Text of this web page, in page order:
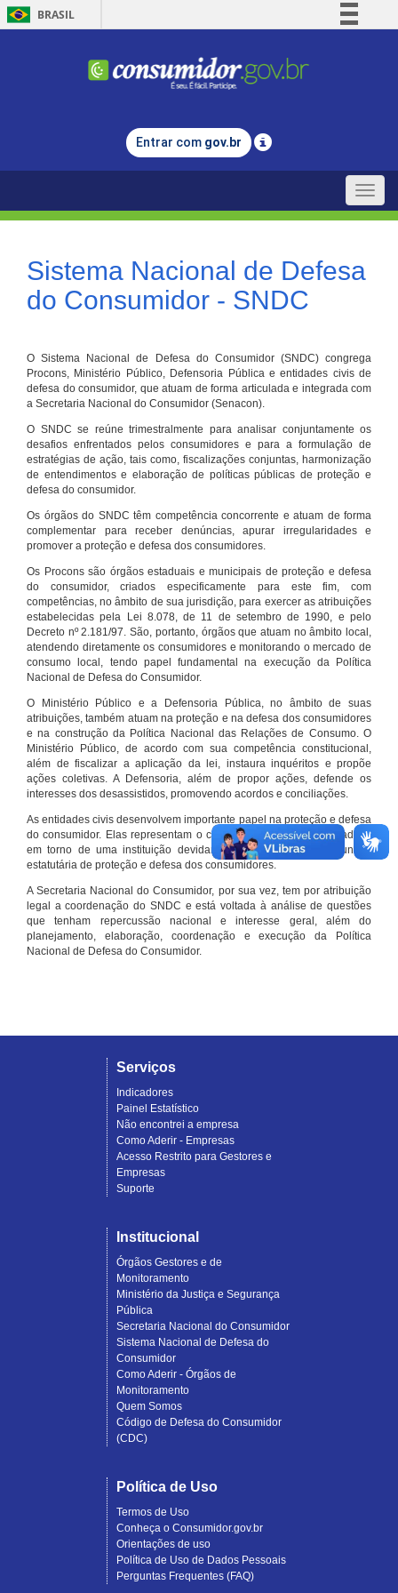
BRASIL
Comunica BR
Legislação
Entrar com gov.br
Toggle
Sistema Nacional de Defesa
do Consumidor - SNDC
O Sistema Nacional de Defesa do Consumidor (SNDC) congrega
Procons, Ministério Público, Defensoria Pública e entidades civis de
defesa do consumidor, que atuam de forma articulada e integrada com
a Secretaria Nacional do Consumidor (Senacon).
O SNDC se reúne trimestralmente para analisar conjuntamente os
desafios enfrentados pelos consumidores e para a formulação de
estratégias de ação, tais como, fiscalizações conjuntas, harmonização
de entendimentos e elaboração de políticas públicas de proteção e
defesa do consumidor.
Os órgãos do SNDC têm competência concorrente e atuam de forma
complementar para receber denúncias, apurar irregularidades e
promover a proteção e defesa dos consumidores.
Os Procons são órgãos estaduais e municipais de proteção e defesa
do consumidor, criados especificamente para este fim, com
competências, no âmbito de sua jurisdição, para exercer as atribuições
estabelecidas pela Lei 8.078, de 11 de setembro de 1990, e pelo
Decreto nº 2.181/97. São, portanto, órgãos que atuam no âmbito local,
atendendo diretamente os consumidores e monitorando o mercado de
consumo local, tendo papel fundamental na execução da Política
Nacional de Defesa do Consumidor.
O Ministério Público e a Defensoria Pública, no âmbito de suas
atribuições, também atuam na proteção e na defesa dos consumidores
e na construção da Política Nacional das Relações de Consumo. O
Ministério Público, de acordo com sua competência constitucional,
além de fiscalizar a aplicação da lei, instaura inquéritos e propõe
ações coletivas. A Defensoria, além de propor ações, defende os
interesses dos desassistidos, promovendo acordos e conciliações.
As entidades civis desenvolvem importante papel na proteção e defesa
do consumidor. Elas representam o conjunto organizado de cidadãos
em torno de uma instituição devidamente registrada e com função
estatutária de proteção e defesa dos consumidores.
A Secretaria Nacional do Consumidor, por sua vez, tem por atribuição
legal a coordenação do SNDC e está voltada à análise de questões
que tenham repercussão nacional e interesse geral, além do
planejamento, elaboração, coordenação e execução da Política
Nacional de Defesa do Consumidor.
Serviços
Indicadores
Painel Estatístico
Não encontrei a empresa
Como Aderir - Empresas
Acesso Restrito para Gestores e
Empresas
Suporte
Institucional
Órgãos Gestores e de
Monitoramento
Ministério da Justiça e Segurança
Pública
Secretaria Nacional do Consumidor
Sistema Nacional de Defesa do
Consumidor
Como Aderir - Órgãos de
Monitoramento
Quem Somos
Código de Defesa do Consumidor
(CDC)
Política de Uso
Termos de Uso
Conheça o Consumidor.gov.br
Orientações de uso
Política de Uso de Dados Pessoais
Perguntas Frequentes (FAQ)